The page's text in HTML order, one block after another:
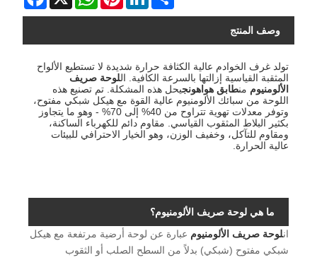
وصف المنتج
تولد غرف الخوادم عالية الكثافة حرارة شديدة لا تستطيع الألواح
المثقبة القياسية إزالتها بالسرعة الكافية. اللوحة صريف
الألومنيوم منطابق هواهونجيحل هذه المشكلة. تم تصنيع هذه
اللوحة من سبائك الألومنيوم عالية القوة مع هيكل شبكي مفتوح،
وتوفر معدلات تهوية تتراوح من 40% إلى 70% - وهو ما يتجاوز
بكثير البلاط المثقوب القياسي. مقاوم دائم للكهرباء الساكنة،
ومقاوم للتآكل، وخفيف الوزن، وهو الخيار الاحترافي للبيئات
عالية الحرارة.
ما هي لوحة صريف الألومنيوم؟
انلوحة صريف الألومنيوم عبارة عن لوحة أرضية مرتفعة مع هيكل
شبكي مفتوح (شبكي) بدلاً من السطح الصلب أو الثقوب